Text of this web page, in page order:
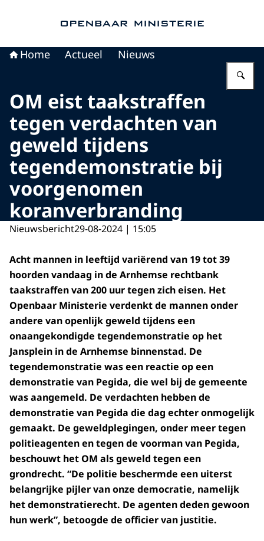
Home Actueel Nieuws
OM eist taakstraffen
tegen verdachten van
geweld tijdens
tegendemonstratie bij
voorgenomen
koranverbranding
Nieuwsbericht29-08-2024 | 15:05
Acht mannen in leeftijd variërend van 19 tot 39
hoorden vandaag in de Arnhemse rechtbank
taakstraffen van 200 uur tegen zich eisen. Het
Openbaar Ministerie verdenkt de mannen onder
andere van openlijk geweld tijdens een
onaangekondigde tegendemonstratie op het
Jansplein in de Arnhemse binnenstad. De
tegendemonstratie was een reactie op een
demonstratie van Pegida, die wel bij de gemeente
was aangemeld. De verdachten hebben de
demonstratie van Pegida die dag echter onmogelijk
gemaakt. De geweldplegingen, onder meer tegen
politieagenten en tegen de voorman van Pegida,
beschouwt het OM als geweld tegen een
grondrecht. “De politie beschermde een uiterst
belangrijke pijler van onze democratie, namelijk
het demonstratierecht. De agenten deden gewoon
hun werk”, betoogde de officier van justitie.